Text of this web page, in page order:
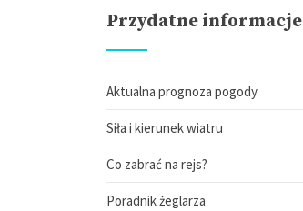
Przydatne informacje
Aktualna prognoza pogody
Siła i kierunek wiatru
Co zabrać na rejs?
Poradnik żeglarza